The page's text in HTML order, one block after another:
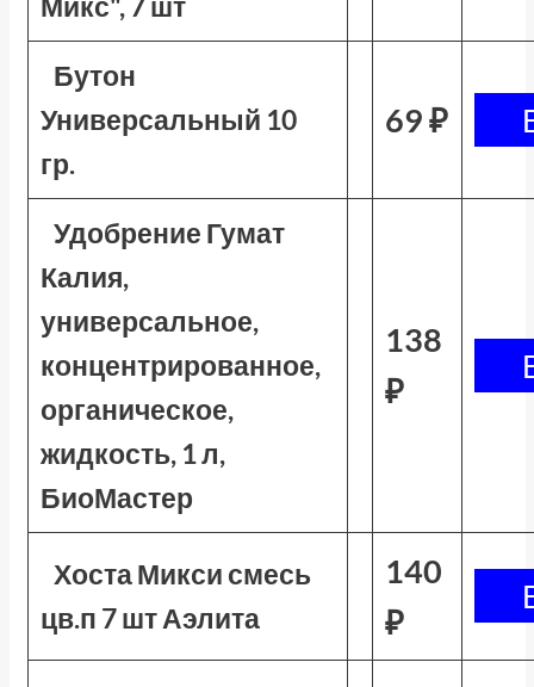
Бутон
Универсальный 10
гр.
69 ₽
Удобрение Гумат
Калия,
универсальное,
концентрированное,
органическое,
жидкость, 1 л,
БиоМастер
138
₽
Хоста Микси смесь
цв.п 7 шт Аэлита
140
₽